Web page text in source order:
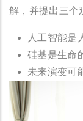
解，并提出三个
人工智能是
硅基是生命
未来演变可